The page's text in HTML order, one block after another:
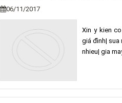
06/11/2017
Xin y kien
giá đình| sua
nhieu| gia